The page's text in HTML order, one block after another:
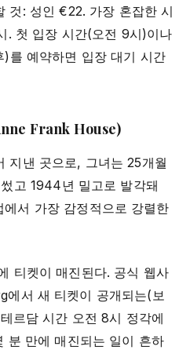
것: 성인 €22. 가장 혼잡한 시
. 첫 입장 시간(오전 9시)이나
를 예약하면 입장 대기 시간
Frank House)
지낸 곳으로, 그녀는 25개월
고 1944년 밀고로 발각돼
서 가장 감정적으로 강렬한
티켓이 매진된다. 공식 웹사
서 새 티켓이 공개되는(보
르담 시간 오전 8시 정각에
분 만에 매진되는 일이 흔하